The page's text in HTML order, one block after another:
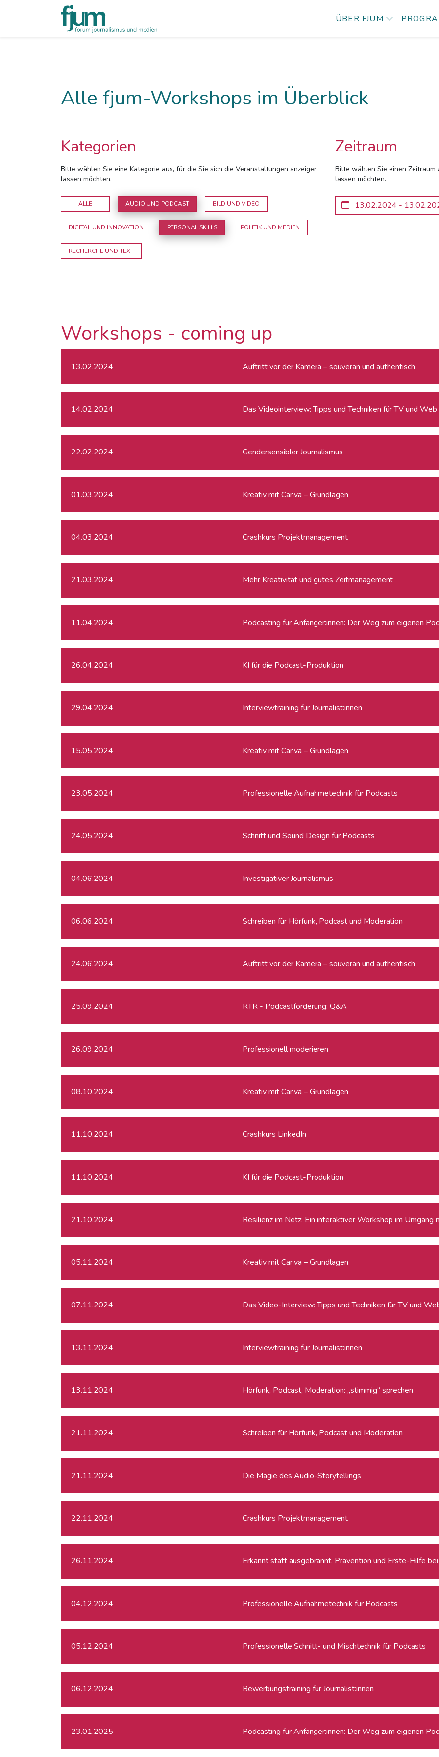
ÜBER FJUM
Alle fjum-Workshops im Überblick
Kategorien
Bitte wählen Sie eine Kategorie aus, für die Sie sich die Veranstaltungen anzeigen
lassen möchten.
ALLE AUDIO UND PODCAST BILD UND VIDEO
DIGITAL UND INNOVATION PERSONAL SKILLS POLITIK UND MEDIEN
RECHERCHE UND TEXT
Zeitraum
Bitte wählen Sie einen Zeitraum
lassen möchten.
Workshops - coming up
13.02.2024 Auftritt vor der Kamera – souverän und authentisch
14.02.2024 Das Videointerview: Tipps und Techniken für TV und Web
22.02.2024 Gendersensibler Journalismus
01.03.2024 Kreativ mit Canva – Grundlagen
04.03.2024 Crashkurs Projektmanagement
21.03.2024 Mehr Kreativität und gutes Zeitmanagement
11.04.2024 Podcasting für Anfänger:innen: Der Weg zum eigenen
26.04.2024 KI für die Podcast-Produktion
29.04.2024 Interviewtraining für Journalist:innen
15.05.2024 Kreativ mit Canva – Grundlagen
23.05.2024 Professionelle Aufnahmetechnik für Podcasts
24.05.2024 Schnitt und Sound Design für Podcasts
04.06.2024 Investigativer Journalismus
06.06.2024 Schreiben für Hörfunk, Podcast und Moderation
24.06.2024 Auftritt vor der Kamera – souverän und authentisch
25.09.2024 RTR - Podcastförderung: Q&A
26.09.2024 Professionell moderieren
08.10.2024 Kreativ mit Canva – Grundlagen
11.10.2024 Crashkurs LinkedIn
11.10.2024 KI für die Podcast-Produktion
21.10.2024 Resilienz im Netz: Ein interaktiver Workshop im Umgang
05.11.2024 Kreativ mit Canva – Grundlagen
07.11.2024 Das Video-Interview: Tipps und Techniken für TV und
13.11.2024 Interviewtraining für Journalist:innen
13.11.2024 Hörfunk, Podcast, Moderation: „stimmig“ sprechen
21.11.2024 Schreiben für Hörfunk, Podcast und Moderation
21.11.2024 Die Magie des Audio-Storytellings
22.11.2024 Crashkurs Projektmanagement
26.11.2024 Erkannt statt ausgebrannt. Prävention und Erste-Hilfe
04.12.2024 Professionelle Aufnahmetechnik für Podcasts
05.12.2024 Professionelle Schnitt- und Mischtechnik für Podcasts
06.12.2024 Bewerbungstraining für Journalist:innen
23.01.2025 Podcasting für Anfänger:innen: Der Weg zum eigenen